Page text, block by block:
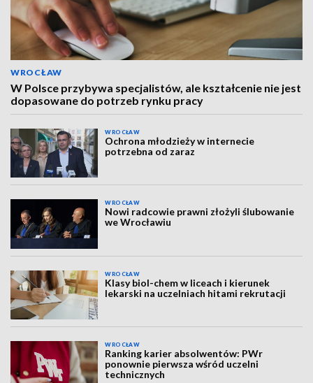
WROCŁAW
W Polsce przybywa specjalistów, ale kształcenie nie jest
dopasowane do potrzeb rynku pracy
WROCŁAW
Ochrona młodzieży w internecie
potrzebna od zaraz
WROCŁAW
Nowi radcowie prawni złożyli ślubowanie
we Wrocławiu
WROCŁAW
Klasy biol-chem w liceach i kierunek
lekarski na uczelniach hitami rekrutacji
WROCŁAW
Ranking karier absolwentów: PWr
ponownie pierwsza wśród uczelni
technicznych